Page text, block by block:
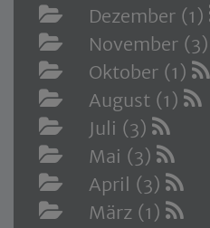
Dezember (1)
November (3)
Oktober (1)
August (1)
Juli (3)
Mai (3)
April (3)
März (1)